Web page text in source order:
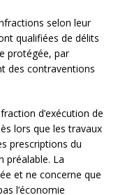
selon leur
qualifiées de délits
protégée, par
des contraventions
d’exécution de
lors que les travaux
prescriptions du
préalable. La
et ne concerne que
l’économie